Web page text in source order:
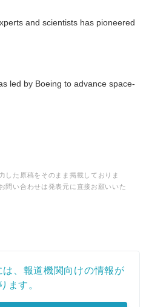
and scientists has pioneered
led by Boeing to advance space-
した原稿をそのまま掲載しておりま
問い合わせは発表元に直接お願いいた
、報道機関向けの情報が
ます。